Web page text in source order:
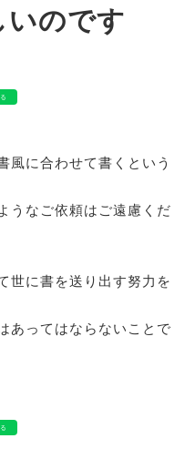
いのです
風に合わせて書くという
うなご依頼はご遠慮くだ
世に書を送り出す努力を
あってはならないことで